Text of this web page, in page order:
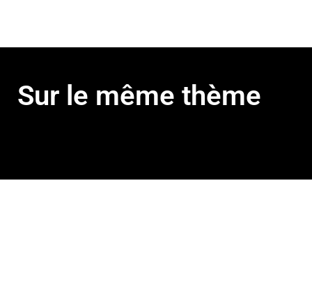
Sur le même thème